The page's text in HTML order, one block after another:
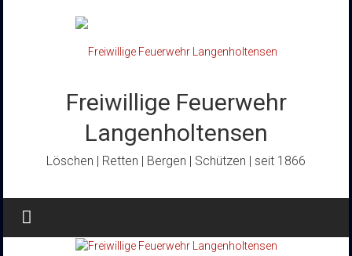
Freiwillige Feuerwehr
Langenholtensen
Löschen | Retten | Bergen | Schützen | seit 1866